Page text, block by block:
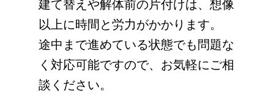
建て替えや解体前の片付けは、想像
以上に時間と労力がかかります。
途中まで進めている状態でも問題な
く対応可能ですので、お気軽にご相
談ください。